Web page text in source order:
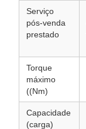
Serviço
pós-venda
prestado
Torque
máximo
((Nm)
Capacidade
(carga)